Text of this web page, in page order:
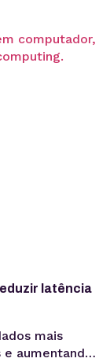
latência
mais
aumentando